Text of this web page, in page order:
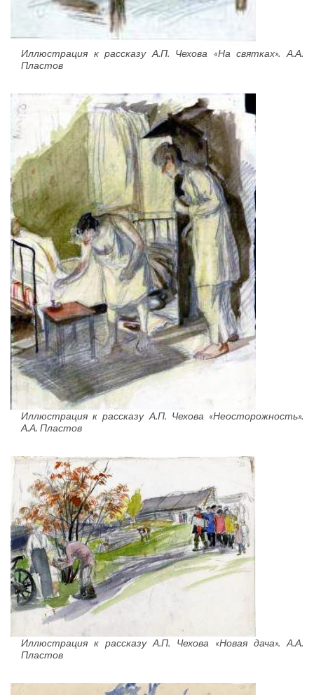
Иллюстрация к рассказу А.П. Чехова «На святках». А.А.
Пластов
Иллюстрация к рассказу А.П. Чехова «Неосторожность».
А.А. Пластов
Иллюстрация к рассказу А.П. Чехова «Новая дача». А.А.
Пластов